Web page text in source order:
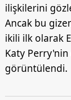
Sizlere daha iyi
Sitemizde
verileriniz
toplumu
ilişkilerini
Ancak bu
ikili ilk olarak
Katy
görüntülendi.